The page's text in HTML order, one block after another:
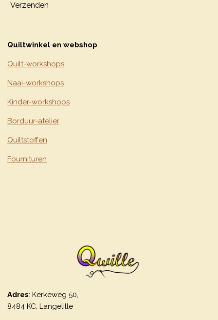
Verzenden
Quiltwinkel en webshop
Quilt-workshops
Naai-workshops
Kinder-workshops
Borduur-atelier
Quiltstoffen
Fournituren
Adres: Kerkeweg 50,
8484 KC, Langelille